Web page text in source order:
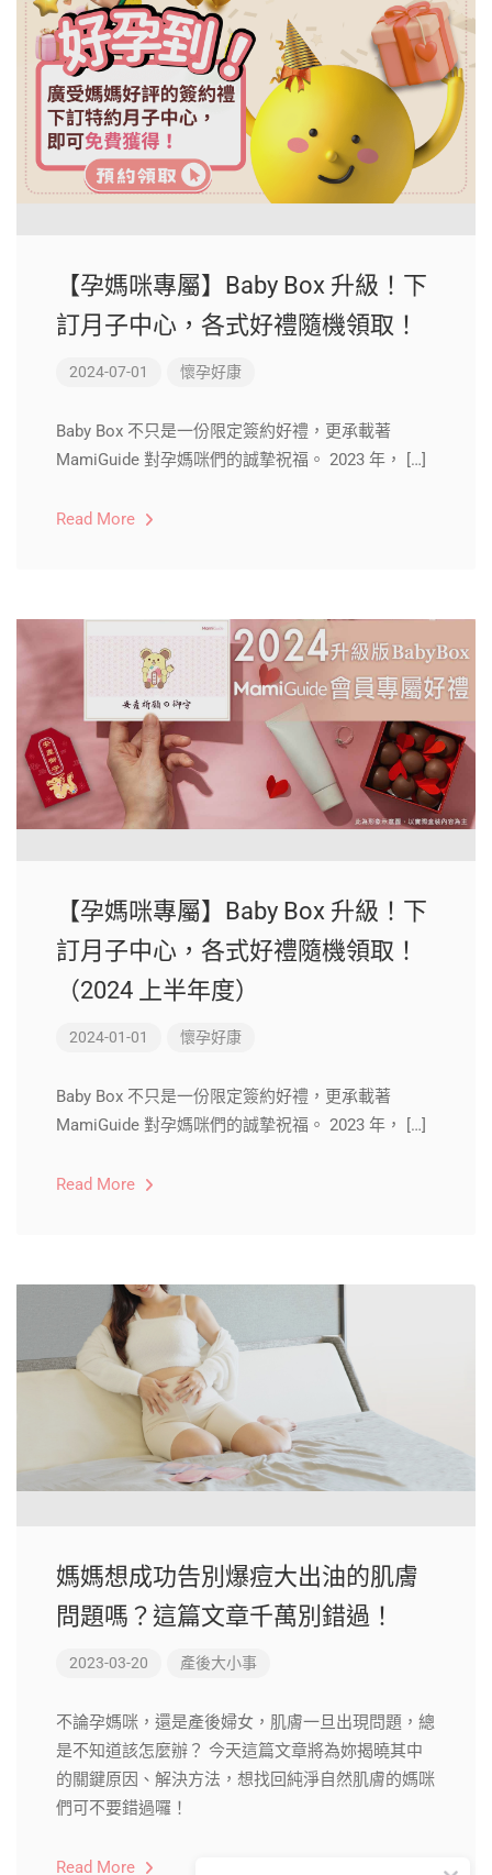
【孕媽咪專屬】Baby Box 升級！下
訂月子中心，各式好禮隨機領取！
2024-07-01 懷孕好康
Baby Box 不只是一份限定簽約好禮，更承載著
MamiGuide 對孕媽咪們的誠摯祝福。 2023 年， […]
Read More
【孕媽咪專屬】Baby Box 升級！下
訂月子中心，各式好禮隨機領取！
（2024 上半年度）
2024-01-01 懷孕好康
Baby Box 不只是一份限定簽約好禮，更承載著
MamiGuide 對孕媽咪們的誠摯祝福。 2023 年， […]
Read More
媽媽想成功告別爆痘大出油的肌膚
問題嗎？這篇文章千萬別錯過！
2023-03-20 產後大小事
不論孕媽咪，還是產後婦女，肌膚一旦出現問題，總
是不知道該怎麼辦？ 今天這篇文章將為妳揭曉其中
的關鍵原因、解決方法，想找回純淨自然肌膚的媽咪
們可不要錯過囉！
Read More